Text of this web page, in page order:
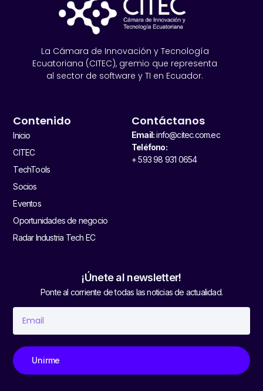
La Cámara de Innovación y Tecnología
Ecuatoriana (CITEC), gremio que representa
al sector de software y TI en Ecuador.
Contenido
Inicio
CITEC
TechTools
Socios
Eventos
Oportunidades de negocio
Radar Industria Tech EC
Contáctanos
Email:info@citec.com.ec
Teléfono:
+ 593 98 931 0654
¡Únete al newsletter!
Ponte al corriente de todas las noticias de actualidad.
Unirme